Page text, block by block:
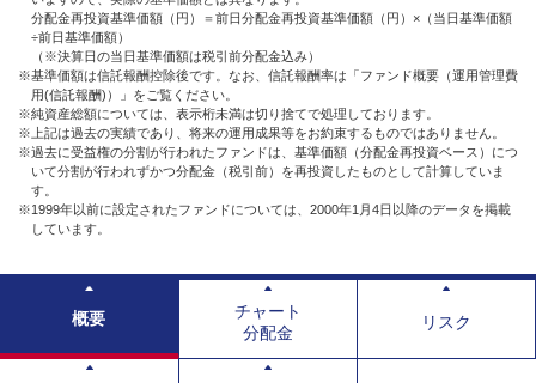
分配金再投資基準価額（円）＝前日分配金再投資基準価額（円）×（当日基準価額
÷前日基準価額）
（※決算日の当日基準価額は税引前分配金込み）
※基準価額は信託報酬控除後です。なお、信託報酬率は「ファンド概要（運用管理費
用(信託報酬)）」をご覧ください。
※純資産総額については、表示桁未満は切り捨てで処理しております。
※上記は過去の実績であり、将来の運用成果等をお約束するものではありません。
※過去に受益権の分割が行われたファンドは、基準価額（分配金再投資ベース）につ
いて分割が行われずかつ分配金（税引前）を再投資したものとして計算していま
す。
※1999年以前に設定されたファンドについては、2000年1月4日以降のデータを掲載
しています。
概要
チャート
分配金
リスク